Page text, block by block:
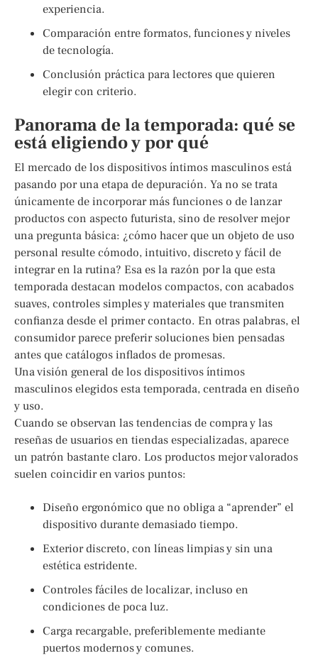
experiencia.
Comparación entre formatos, funciones y niveles
de tecnología.
Conclusión práctica para lectores que quieren
elegir con criterio.
Panorama de la temporada: qué se
está eligiendo y por qué
El mercado de los dispositivos íntimos masculinos está
pasando por una etapa de depuración. Ya no se trata
únicamente de incorporar más funciones o de lanzar
productos con aspecto futurista, sino de resolver mejor
una pregunta básica: ¿cómo hacer que un objeto de uso
personal resulte cómodo, intuitivo, discreto y fácil de
integrar en la rutina? Esa es la razón por la que esta
temporada destacan modelos compactos, con acabados
suaves, controles simples y materiales que transmiten
confianza desde el primer contacto. En otras palabras, el
consumidor parece preferir soluciones bien pensadas
antes que catálogos inflados de promesas.
Una visión general de los dispositivos íntimos
masculinos elegidos esta temporada, centrada en diseño
y uso.
Cuando se observan las tendencias de compra y las
reseñas de usuarios en tiendas especializadas, aparece
un patrón bastante claro. Los productos mejor valorados
suelen coincidir en varios puntos:
Diseño ergonómico que no obliga a “aprender” el
dispositivo durante demasiado tiempo.
Exterior discreto, con líneas limpias y sin una
estética estridente.
Controles fáciles de localizar, incluso en
condiciones de poca luz.
Carga recargable, preferiblemente mediante
puertos modernos y comunes.